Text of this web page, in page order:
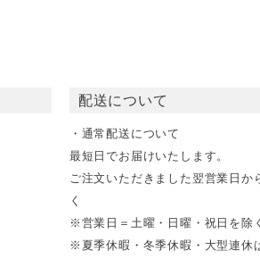
配送について
・通常配送について
最短日でお届けいたします。
ご注文いただきました翌営業日
く
※営業日＝土曜・日曜・祝日を除
※夏季休暇・冬季休暇・大型連休